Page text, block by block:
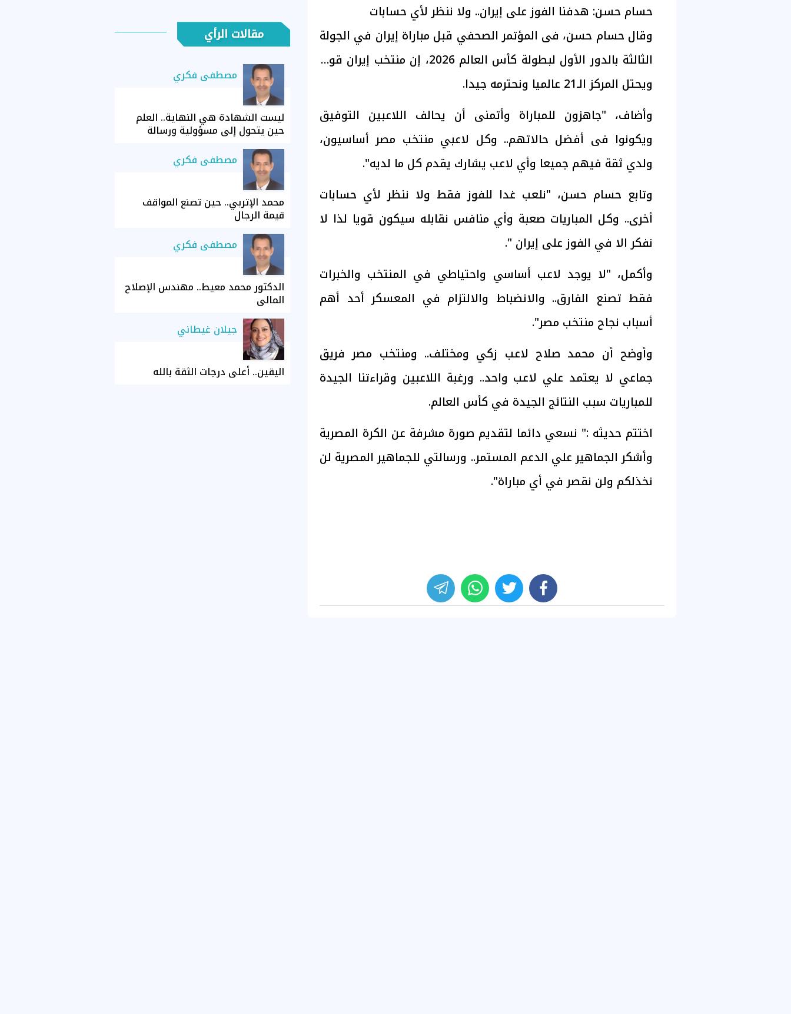
حسام حسن: هدفنا الفوز على إيران.. ولا ننظر لأي حسابات
وقال حسام حسن، فى المؤتمر الصحفي قبل مباراة إيران في الجولة
الثالثة بالدور الأول لبطولة كأس العالم 2026، إن منتخب إيران قوي
ويحتل المركز الـ21 عالميا ونحترمه جيدا.
وأضاف، "جاهزون للمباراة وأتمنى أن يحالف اللاعبين التوفيق
ويكونوا فى أفضل حالاتهم.. وكل لاعبي منتخب مصر أساسيون،
ولدي ثقة فيهم جميعا وأي لاعب يشارك يقدم كل ما لديه".
وتابع حسام حسن، "نلعب غدا للفوز فقط ولا ننظر لأي حسابات
أخرى.. وكل المباريات صعبة وأي منافس نقابله سيكون قويا لذا لا
نفكر الا في الفوز على إيران ".
وأكمل، "لا يوجد لاعب أساسي واحتياطي في المنتخب والخبرات
فقط تصنع الفارق.. والانضباط والالتزام في المعسكر أحد أهم
أسباب نجاح منتخب مصر".
وأوضح أن محمد صلاح لاعب زكي ومختلف.. ومنتخب مصر فريق
جماعي لا يعتمد علي لاعب واحد.. ورغبة اللاعبين وقراءتنا الجيدة
للمباريات سبب النتائج الجيدة في كأس العالم.
اختتم حديثه :" نسعي دائما لتقديم صورة مشرفة عن الكرة المصرية
وأشكر الجماهير علي الدعم المستمر.. ورسالتي للجماهير المصرية لن
نخذلكم ولن نقصر في أي مباراة".
مقالات الرأي
مصطفى فكري
ليست الشهادة هي النهاية.. العلم
حين يتحول إلى مسؤولية ورسالة
مصطفى فكري
محمد الإتربي.. حين تصنع المواقف
قيمة الرجال
مصطفى فكري
الدكتور محمد معيط.. مهندس الإصلاح
المالي
جيلان غيطاني
اليقين.. أعلى درجات الثقة بالله